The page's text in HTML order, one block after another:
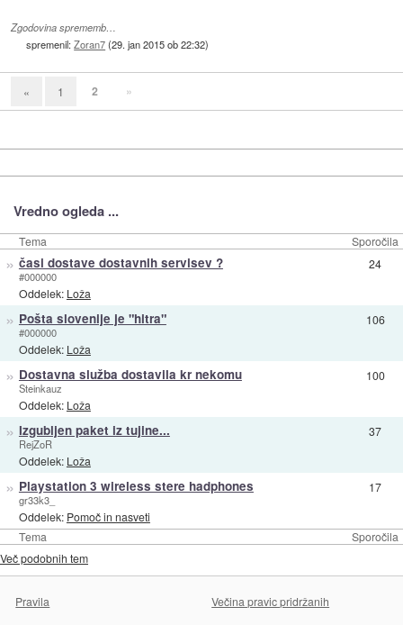
Zgodovina sprememb…
spremenil:Zoran7(29. jan 2015 ob 22:32)
« 1 2 »
Vredno ogleda ...
Tema Sporočila
Tema Sporočila
» časi dostave dostavnih servisev ?
#000000
Oddelek: Loža
24
» Pošta slovenije je "hitra"
#000000
Oddelek: Loža
106
» Dostavna služba dostavila kr nekomu
Steinkauz
Oddelek: Loža
100
» Izgubljen paket iz tujine...
RejZoR
Oddelek: Loža
37
» Playstation 3 wireless stere hadphones
gr33k3_
Oddelek: Pomoč in nasveti
17
Več podobnih tem
Pravila
Večina pravic pridržanih